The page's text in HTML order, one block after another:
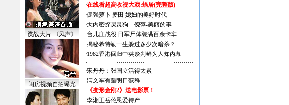
谍战大片-《风声》
闺房视频自拍曝光
·在线看超高收视大戏:蜗居(完整版)
·倔强萝卜 麦田 媳妇的美好时代
·大内密探灵灵狗
倪萍-美丽的事
·台儿庄战役 日军尸体装满百余卡车
·揭秘希特勒一生躲过多少次暗杀？
·1982香港回归中英谈判鲜为人知内幕
·宋丹丹：张国立活得太累
·满文军有望明日获释
· 《变形金刚2》送电影票！
·李湘王岳伦恩爱待产